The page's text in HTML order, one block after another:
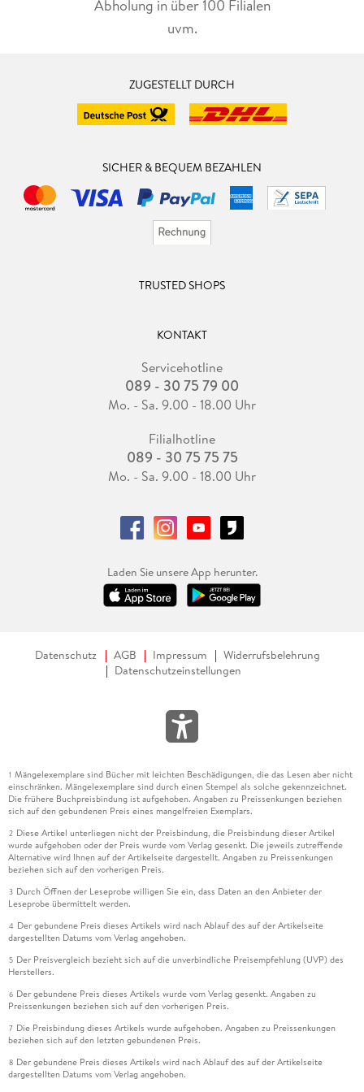
Abholung in über 100 Filialen
uvm.
ZUGESTELLT DURCH
SICHER & BEQUEM BEZAHLEN
TRUSTED SHOPS
KONTAKT
Servicehotline
089 - 30 75 79 00
Mo. - Sa. 9.00 - 18.00 Uhr
Filialhotline
089 - 30 75 75 75
Mo. - Sa. 9.00 - 18.00 Uhr
Laden Sie unsere App herunter.
Datenschutz AGB Impressum
Widerrufsbelehrung
Datenschutzeinstellungen
1 Mängelexemplare sind Bücher mit leichten Beschädigungen, die das Lesen aber nicht
einschränken. Mängelexemplare sind durch einen Stempel als solche gekennzeichnet.
Die frühere Buchpreisbindung ist aufgehoben. Angaben zu Preissenkungen beziehen
sich auf den gebundenen Preis eines mangelfreien Exemplars.
2 Diese Artikel unterliegen nicht der Preisbindung, die Preisbindung dieser Artikel
wurde aufgehoben oder der Preis wurde vom Verlag gesenkt. Die jeweils zutreffende
Alternative wird Ihnen auf der Artikelseite dargestellt. Angaben zu Preissenkungen
beziehen sich auf den vorherigen Preis.
3 Durch Öffnen der Leseprobe willigen Sie ein, dass Daten an den Anbieter der
Leseprobe übermittelt werden.
4 Der gebundene Preis dieses Artikels wird nach Ablauf des auf der Artikelseite
dargestellten Datums vom Verlag angehoben.
5 Der Preisvergleich bezieht sich auf die unverbindliche Preisempfehlung (UVP) des
Herstellers.
6 Der gebundene Preis dieses Artikels wurde vom Verlag gesenkt. Angaben zu
Preissenkungen beziehen sich auf den vorherigen Preis.
7 Die Preisbindung dieses Artikels wurde aufgehoben. Angaben zu Preissenkungen
beziehen sich auf den letzten gebundenen Preis.
8 Der gebundene Preis dieses Artikels wird nach Ablauf des auf der Artikelseite
dargestellten Datums vom Verlag angehoben.